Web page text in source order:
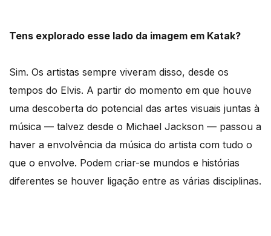
Tens explorado esse lado da imagem em Katak?
Sim. Os artistas sempre viveram disso, desde os
tempos do Elvis. A partir do momento em que houve
uma descoberta do potencial das artes visuais juntas à
música — talvez desde o Michael Jackson — passou a
haver a envolvência da música do artista com tudo o
que o envolve. Podem criar-se mundos e histórias
diferentes se houver ligação entre as várias disciplinas.